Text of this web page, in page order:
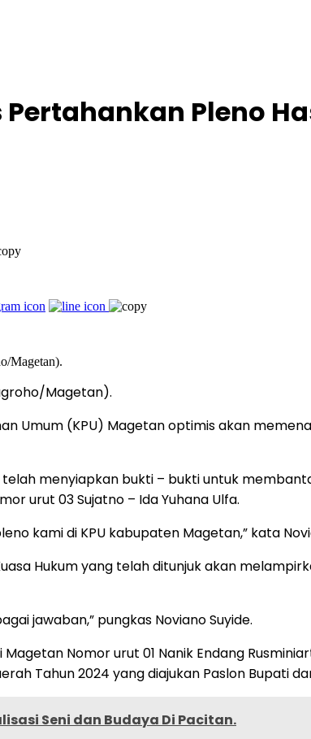
Pleno
Magetan).
Umum (KPU) Magetan optimis akan
telah menyiapkan bukti – bukti untuk
urut 03 Sujatno – Ida Yuhana Ulfa.
kami di KPU kabupaten Magetan,” kata
Hukum yang telah ditunjuk akan
jawaban,” pungkas Noviano Suyide.
Nomor urut 01 Nanik Endang
Tahun 2024 yang diajukan Paslon Bupati
Seni dan Budaya Di Pacitan.